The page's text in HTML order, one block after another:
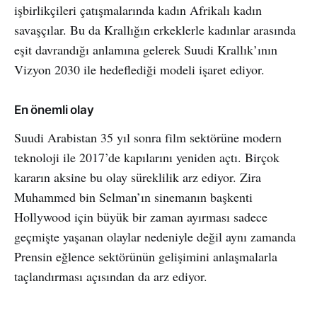
işbirlikçileri çatışmalarında kadın Afrikalı kadın
savaşçılar. Bu da Krallığın erkeklerle kadınlar arasında
eşit davrandığı anlamına gelerek Suudi Krallık’ının
Vizyon 2030 ile hedeflediği modeli işaret ediyor.
En önemli olay
Suudi Arabistan 35 yıl sonra film sektörüne modern
teknoloji ile 2017’de kapılarını yeniden açtı. Birçok
kararın aksine bu olay süreklilik arz ediyor. Zira
Muhammed bin Selman’ın sinemanın başkenti
Hollywood için büyük bir zaman ayırması sadece
geçmişte yaşanan olaylar nedeniyle değil aynı zamanda
Prensin eğlence sektörünün gelişimini anlaşmalarla
taçlandırması açısından da arz ediyor.